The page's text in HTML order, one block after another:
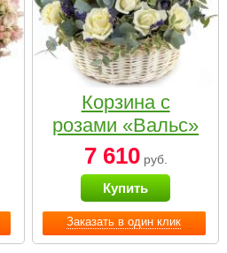
Заказать в один клик
Корзина с
розами «Вальс»
7 610руб.
Купить